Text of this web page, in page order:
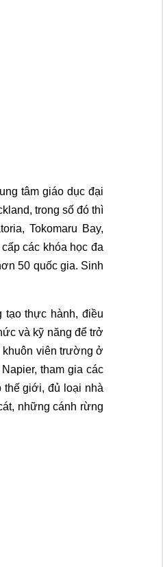
tâm giáo dục đại
trong số đó thì
Tokomaru Bay,
các khóa học đa
50 quốc gia. Sinh
tạo thực hành, điều
và kỹ năng để trở
khuôn viên trường ở
tham gia các
thế giới, đủ loại nhà
những cánh rừng